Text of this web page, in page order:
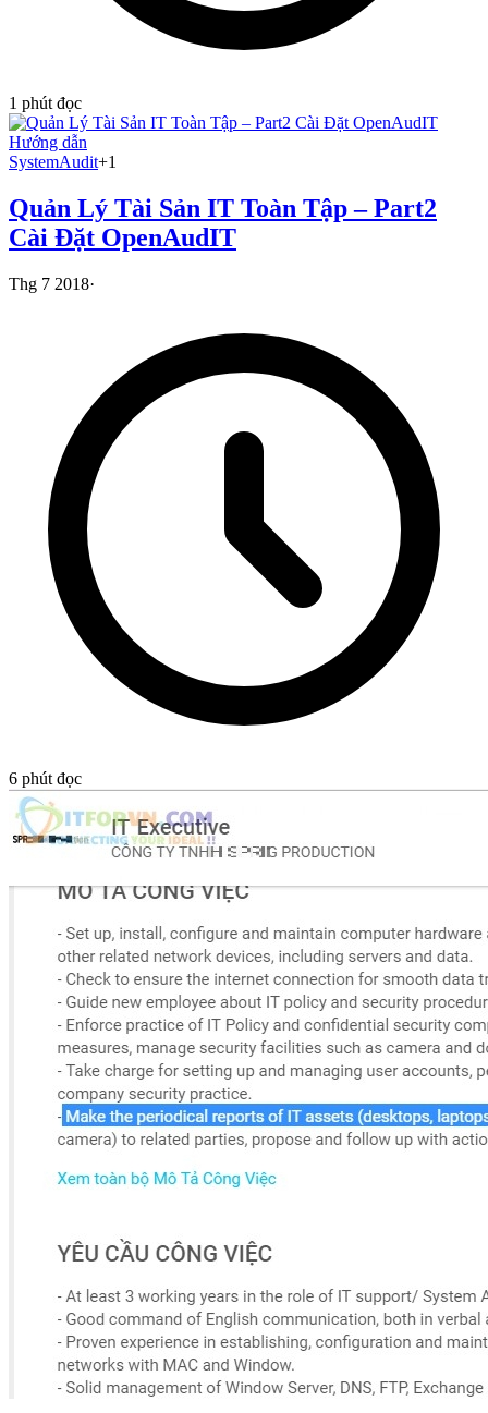
1 phút đọc
Hướng dẫn
SystemAudit+1
Quản Lý Tài Sản IT Toàn Tập – Part2
Cài Đặt OpenAudIT
Thg 7 2018·
6 phút đọc